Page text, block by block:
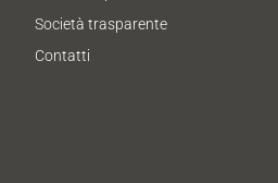
Società trasparente
Contatti